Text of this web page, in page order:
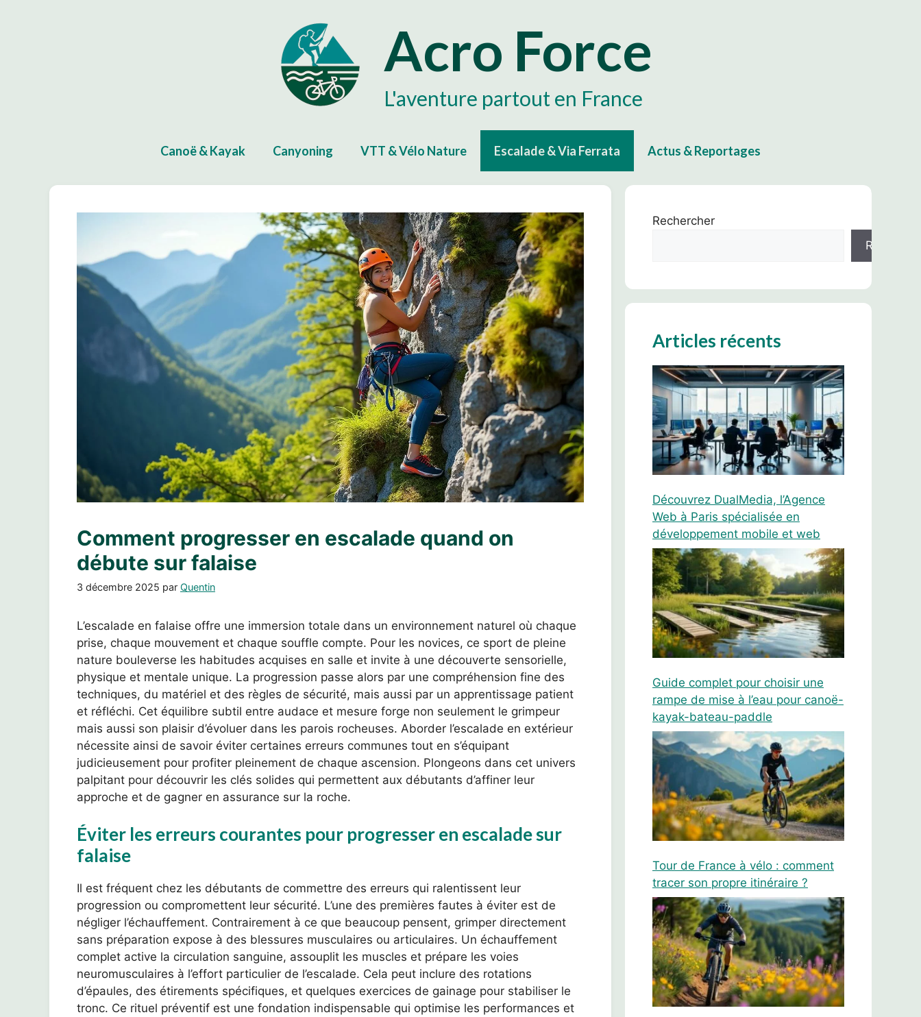
Acro Force
L'aventure partout en France
Canoë & Kayak Canyoning VTT & Vélo Nature Escalade & Via Ferrata Actus & Reportages
Comment progresser en escalade quand on
débute sur falaise
3 décembre 2025 par Quentin
L’escalade en falaise offre une immersion totale dans un environnement naturel où chaque
prise, chaque mouvement et chaque souffle compte. Pour les novices, ce sport de pleine
nature bouleverse les habitudes acquises en salle et invite à une découverte sensorielle,
physique et mentale unique. La progression passe alors par une compréhension fine des
techniques, du matériel et des règles de sécurité, mais aussi par un apprentissage patient
et réfléchi. Cet équilibre subtil entre audace et mesure forge non seulement le grimpeur
mais aussi son plaisir d’évoluer dans les parois rocheuses. Aborder l’escalade en extérieur
nécessite ainsi de savoir éviter certaines erreurs communes tout en s’équipant
judicieusement pour profiter pleinement de chaque ascension. Plongeons dans cet univers
palpitant pour découvrir les clés solides qui permettent aux débutants d’affiner leur
approche et de gagner en assurance sur la roche.
Éviter les erreurs courantes pour progresser en escalade sur
falaise
Il est fréquent chez les débutants de commettre des erreurs qui ralentissent leur
progression ou compromettent leur sécurité. L’une des premières fautes à éviter est de
négliger l’échauffement. Contrairement à ce que beaucoup pensent, grimper directement
sans préparation expose à des blessures musculaires ou articulaires. Un échauffement
complet active la circulation sanguine, assouplit les muscles et prépare les voies
neuromusculaires à l’effort particulier de l’escalade. Cela peut inclure des rotations
d’épaules, des étirements spécifiques, et quelques exercices de gainage pour stabiliser le
tronc. Ce rituel préventif est une fondation indispensable qui optimise les performances et
Rechercher
Articles récents
Découvrez DualMedia, l’Agence
Web à Paris spécialisée en
développement mobile et web
Guide complet pour choisir une
rampe de mise à l’eau pour canoë-
kayak-bateau-paddle
Tour de France à vélo : comment
tracer son propre itinéraire ?